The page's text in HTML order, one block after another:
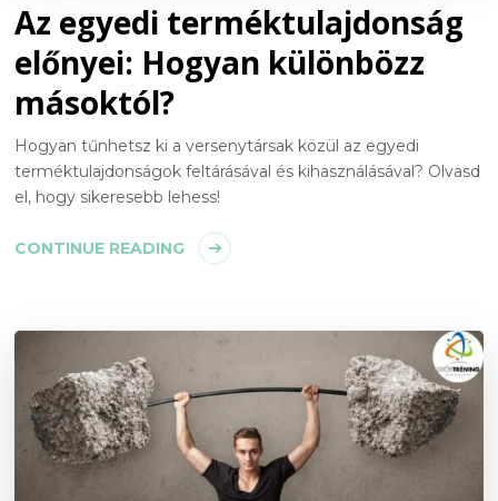
Az egyedi terméktulajdonság
előnyei: Hogyan különbözz
másoktól?
Hogyan tűnhetsz ki a versenytársak közül az egyedi
terméktulajdonságok feltárásával és kihasználásával? Olvasd
el, hogy sikeresebb lehess!
CONTINUE READING